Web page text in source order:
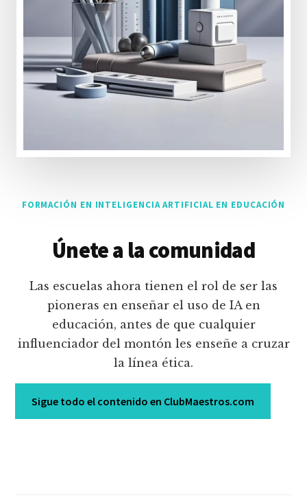
FORMACIÓN EN INTELIGENCIA ARTIFICIAL EN EDUCACIÓN
Únete a la comunidad
Las escuelas ahora tienen el rol de ser las
pioneras en enseñar el uso de IA en
educación, antes de que cualquier
influenciador del montón les enseñe a cruzar
la línea ética.
Sigue todo el contenido en ClubMaestros.com